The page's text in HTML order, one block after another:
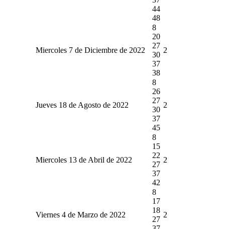
44
48
Miercoles 7 de Diciembre de 2022
8
20
27
30
37
38
2
Jueves 18 de Agosto de 2022
8
26
27
30
37
45
2
Miercoles 13 de Abril de 2022
8
15
22
27
37
42
2
Viernes 4 de Marzo de 2022
8
17
18
27
2